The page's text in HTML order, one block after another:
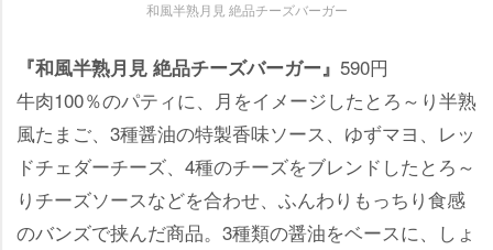
和風半熟月見 絶品チーズバーガー
『和風半熟月見 絶品チーズバーガー』 590円
牛肉100％のパティに、月をイメージしたとろ～り半熟
風たまご、3種醤油の特製香味ソース、ゆずマヨ、レッ
ドチェダーチーズ、4種のチーズをブレンドしたとろ～
りチーズソースなどを合わせ、ふんわりもっちり食感
のバンズで挟んだ商品。3種類の醤油をベースに、しょ